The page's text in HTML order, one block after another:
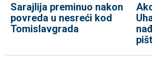
Sarajlija preminuo nakon
povreda u nesreći kod
Tomislavgrada